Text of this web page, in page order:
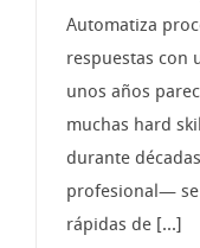
Automatiza
respuestas con
unos años
muchas hard
durante
profesional— se
rápidas de [...]